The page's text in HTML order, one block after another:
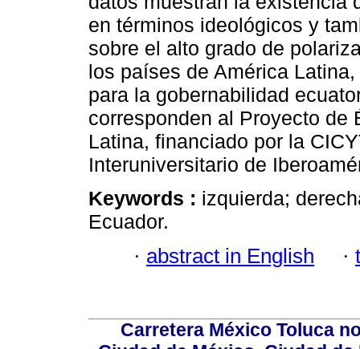
en términos ideológicos y
sobre el alto grado de
los países de América
para la gobernabilidad
corresponden al Proyecto de
Latina, financiado por la
Interuniversitario de
Keywords : izquierda;
Ecuador.
· abstract in English ·
Carretera México Toluca